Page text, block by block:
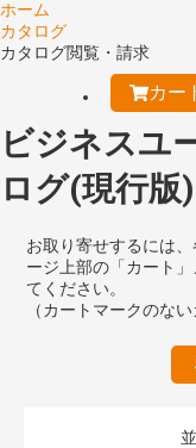
ホーム
カタログ
カタログ閲覧・請求
カー
ビジネスユ
ログ(現行版)
お取り寄せするには
ージ上部の「カート
てください。
（カートマークのな